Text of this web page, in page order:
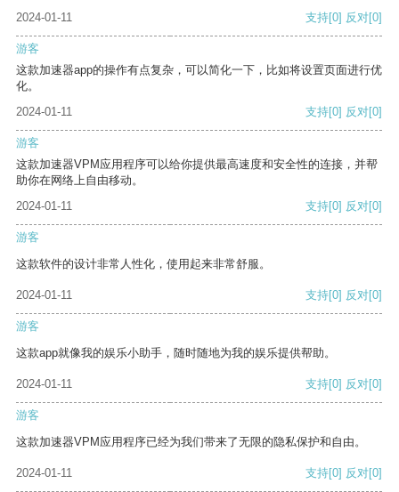
2024-01-11
支持[0] 反对[0]
游客
这款加速器app的操作有点复杂，可以简化一下，比如将设置页面进行优
化。
2024-01-11
支持[0] 反对[0]
游客
这款加速器VPM应用程序可以给你提供最高速度和安全性的连接，并帮
助你在网络上自由移动。
2024-01-11
支持[0] 反对[0]
游客
这款软件的设计非常人性化，使用起来非常舒服。
2024-01-11 支持[0] 反对[0]
游客
这款app就像我的娱乐小助手，随时随地为我的娱乐提供帮助。
2024-01-11 支持[0] 反对[0]
游客
这款加速器VPM应用程序已经为我们带来了无限的隐私保护和自由。
2024-01-11 支持[0] 反对[0]